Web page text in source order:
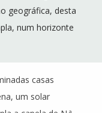
geográfica, desta
num horizonte
casas
um solar